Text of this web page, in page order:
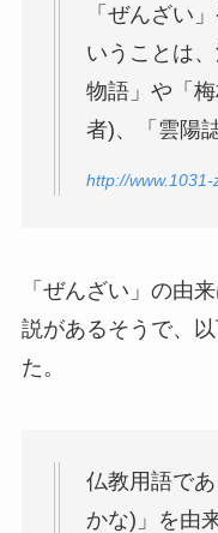
「ぜんざい
いうことは
物語」や「
者)、「雲陽
http://
「ぜんざい」の由
説があるそうで、
た。
仏教用語で
かな)」を由